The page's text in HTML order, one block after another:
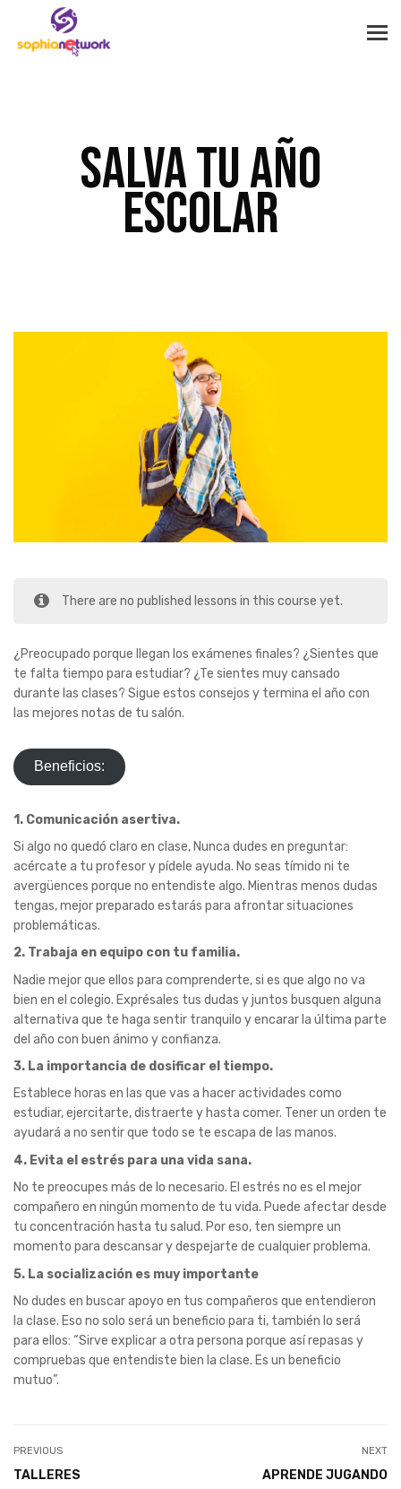
Salva tu año
escolar
There are no published lessons in this course yet.
¿Preocupado porque llegan los exámenes finales? ¿Sientes que
te falta tiempo para estudiar? ¿Te sientes muy cansado
durante las clases? Sigue estos consejos y termina el año con
las mejores notas de tu salón.
Beneficios:
1. Comunicación asertiva.
Si algo no quedó claro en clase, Nunca dudes en preguntar:
acércate a tu profesor y pídele ayuda. No seas tímido ni te
avergüences porque no entendiste algo. Mientras menos dudas
tengas, mejor preparado estarás para afrontar situaciones
problemáticas.
2. Trabaja en equipo con tu familia.
Nadie mejor que ellos para comprenderte, si es que algo no va
bien en el colegio. Exprésales tus dudas y juntos busquen alguna
alternativa que te haga sentir tranquilo y encarar la última parte
del año con buen ánimo y confianza.
3. La importancia de dosificar el tiempo.
Establece horas en las que vas a hacer actividades como
estudiar, ejercitarte, distraerte y hasta comer. Tener un orden te
ayudará a no sentir que todo se te escapa de las manos.
4. Evita el estrés para una vida sana.
No te preocupes más de lo necesario. El estrés no es el mejor
compañero en ningún momento de tu vida. Puede afectar desde
tu concentración hasta tu salud. Por eso, ten siempre un
momento para descansar y despejarte de cualquier problema.
5. La socialización es muy importante
No dudes en buscar apoyo en tus compañeros que entendieron
la clase. Eso no solo será un beneficio para ti, también lo será
para ellos: “Sirve explicar a otra persona porque así repasas y
compruebas que entendiste bien la clase. Es un beneficio
mutuo”.
PREVIOUS
TALLERES
NEXT
APRENDE JUGANDO